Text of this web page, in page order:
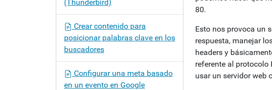
80.
Esto nos provoca un
respuesta, manejar
headers y
referente al protocolo
usar un servidor web
(Thunderbird)
Crear contenido para
posicionar palabras clave en los
buscadores
Configurar una meta basado
en un evento en Google